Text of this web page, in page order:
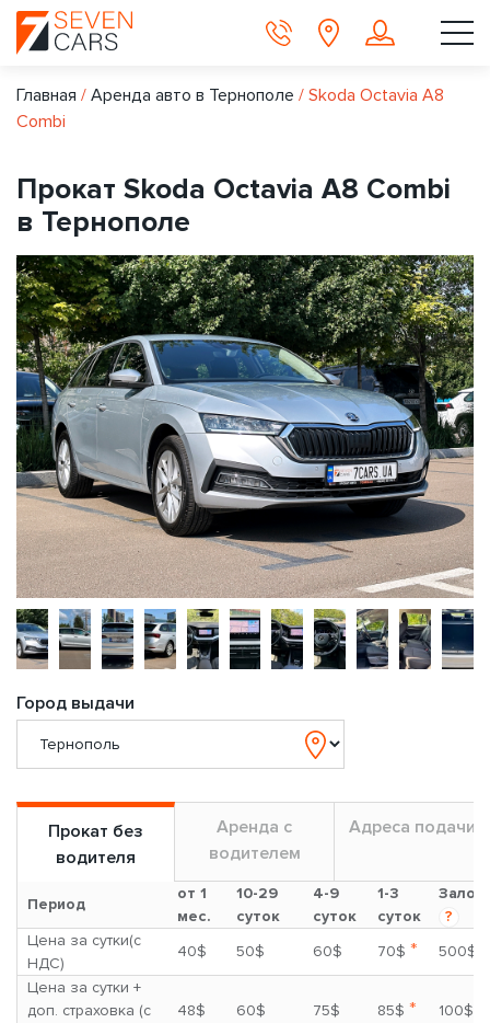
Главная / Аренда авто в Тернополе / Skoda Octavia A8
Combi
Прокат Skoda Octavia A8 Combi
в Тернополе
Город выдачи
Прокат без
водителя
Аренда с
водителем
Адреса подачи
Период
от 1
мес.
10-29
суток
4-9
суток
1-3
суток
Залог
?
Цена за сутки(с
НДС)
40$ 50$ 60$ 70$ *
500$
Цена за сутки +
доп. страховка (с
48$ 60$ 75$ 85$ * 100$